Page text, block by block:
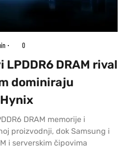
0
LPDDR6 DRAM rival
dominiraju
DRAM memorije i
proizvodnji, dok Samsung i
i serverskim čipovima